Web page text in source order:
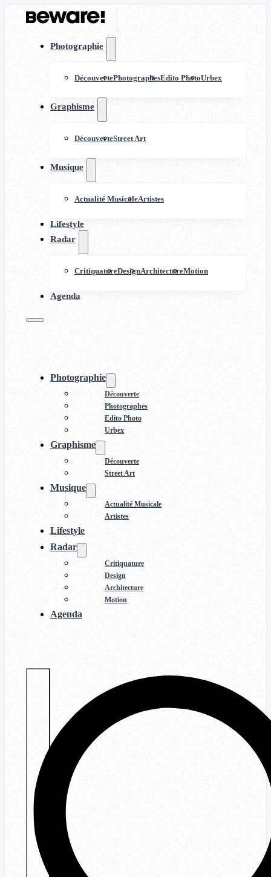
Photographie
DécouvertePhotographesEdito PhotoUrbex
Graphisme
DécouverteStreet Art
Musique
Actualité MusicaleArtistes
Lifestyle
Radar
CritiquatureDesignArchitectureMotion
Agenda
Photographie
Découverte
Photographes
Edito Photo
Urbex
Graphisme
Découverte
Street Art
Musique
Actualité Musicale
Artistes
Lifestyle
Radar
Critiquature
Design
Architecture
Motion
Agenda